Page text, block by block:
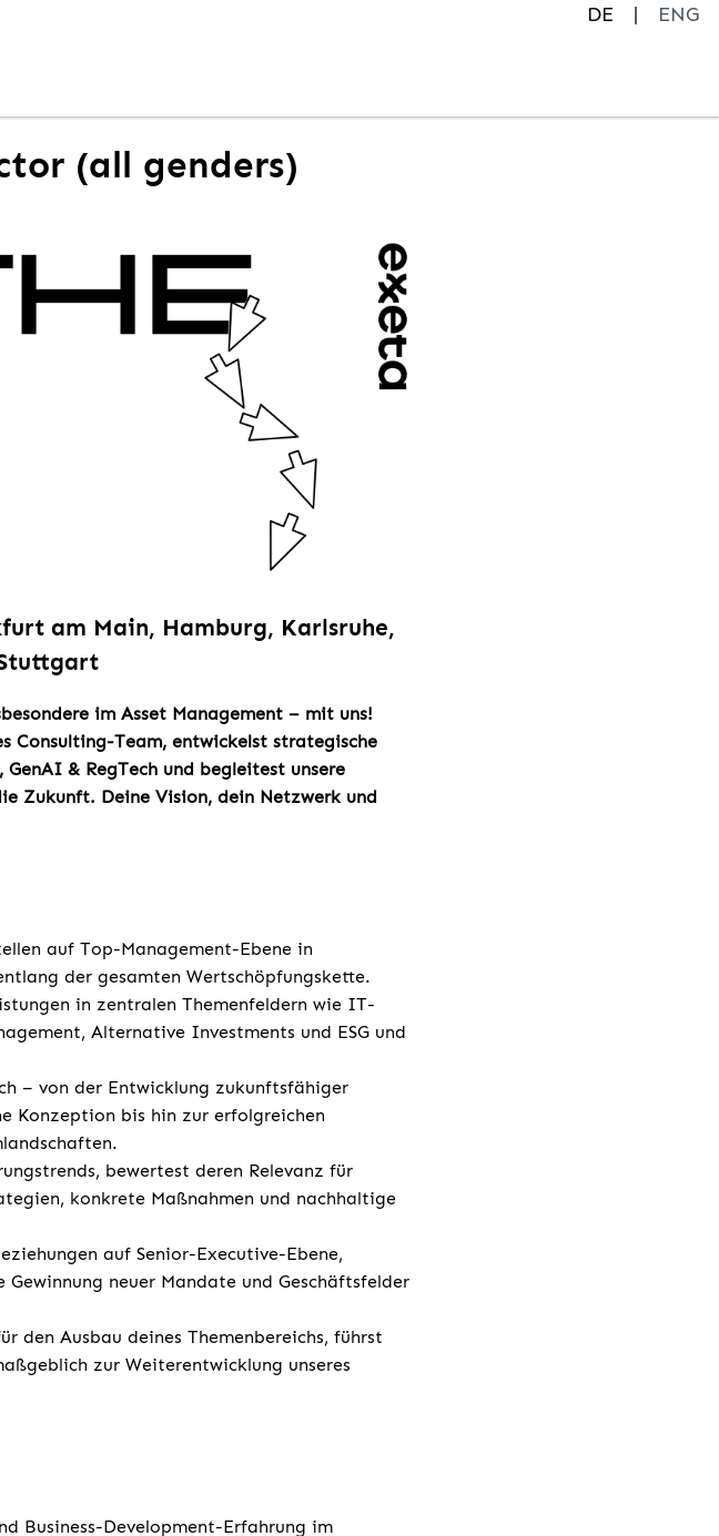
DE
ENG
(all genders)
am Main, Hamburg, Karlsruhe,
im Asset Management – mit uns!
Consulting-Team, entwickelst strategische
& RegTech und begleitest unsere
Zukunft. Deine Vision, dein Netzwerk und
auf Top-Management-Ebene in
der gesamten Wertschöpfungskette.
in zentralen Themenfeldern wie IT-
Alternative Investments und ESG und
– von der Entwicklung zukunftsfähiger
Konzeption bis hin zur erfolgreichen
bewertest deren Relevanz für
konkrete Maßnahmen und nachhaltige
auf Senior-Executive-Ebene,
neuer Mandate und Geschäftsfelder
den Ausbau deines Themenbereichs, führst
zur Weiterentwicklung unseres
Business-Development-Erfahrung im